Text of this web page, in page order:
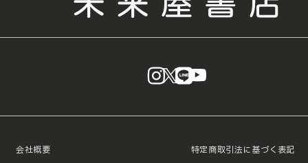
instagram
X LINE
会社概要 特定商取引法に基づく表記